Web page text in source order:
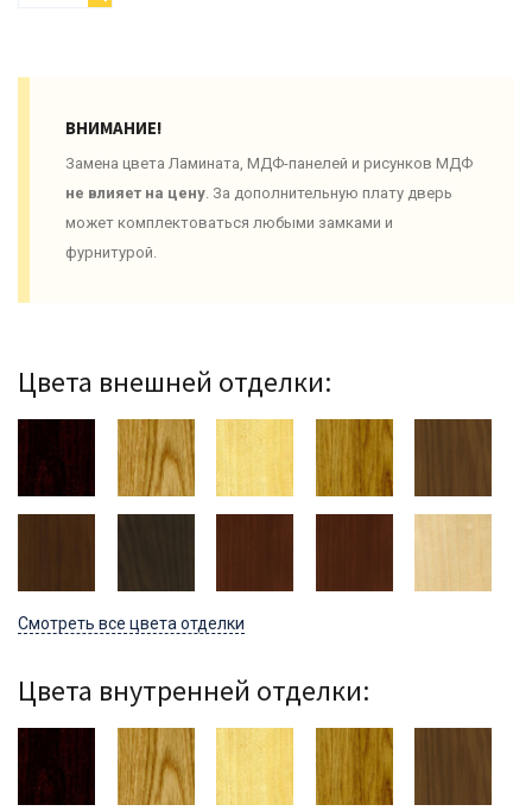
ВНИМАНИЕ!
Замена цвета Ламината, МДФ-панелей и рисунков МДФ
не влияет на цену. За дополнительную плату дверь
может комплектоваться любыми замками и
фурнитурой.
Цвета внешней отделки:
Смотреть все цвета отделки
Цвета внутренней отделки: